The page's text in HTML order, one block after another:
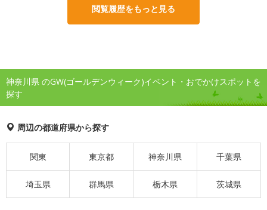
閲覧履歴をもっと見る
神奈川県 のGW(ゴールデンウィーク)イベント・おでかけスポットを
探す
周辺の都道府県から探す
関東 東京都 神奈川県 千葉県
埼玉県 群馬県 栃木県 茨城県